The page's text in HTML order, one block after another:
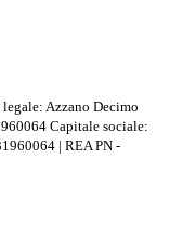
Azzano Decimo
Capitale sociale:
| REA PN -